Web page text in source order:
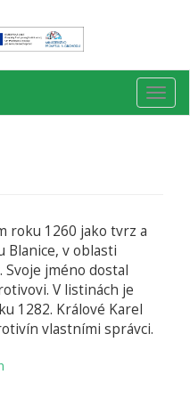
roku 1260 jako tvrz a
Blanice, v oblasti
jméno dostal
V listinách je
1282. Králové Karel
vlastními správci.